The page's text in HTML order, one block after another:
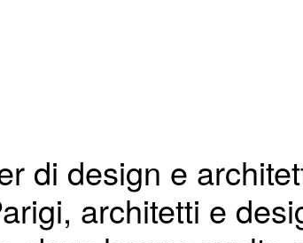
di design e
architetti e